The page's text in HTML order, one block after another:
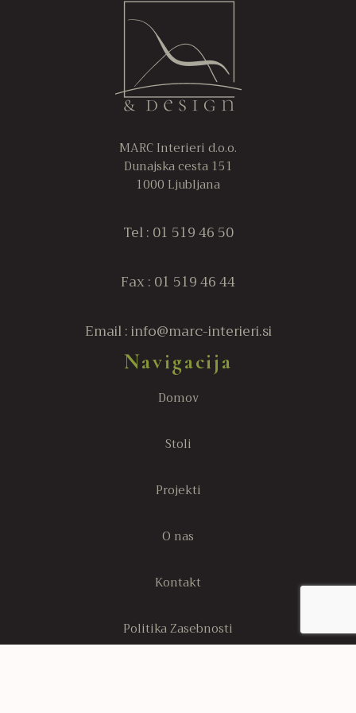
MARC Interieri d.o.o.
Dunajska cesta 151
1000 Ljubljana
Tel : 01 519 46 50
Fax : 01 519 46 44
Email : info@marc-interieri.si
Navigacija
Domov
Stoli
Projekti
O nas
Kontakt
Politika Zasebnosti